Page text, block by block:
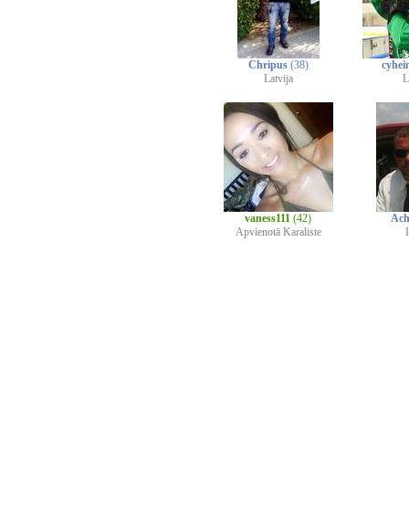
Chripus (38)
Latvija
vaness111 (42)
Apvienotā Karaliste